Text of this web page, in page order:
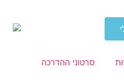
סרטוני ההדרכה